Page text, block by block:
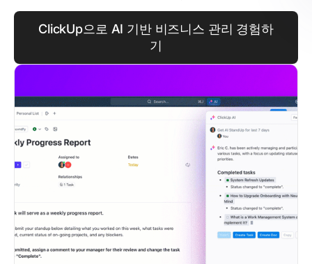
ClickUp으로 AI 기반 비즈니스 관리 경험하
기